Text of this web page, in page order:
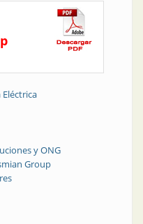
y ONG
Group